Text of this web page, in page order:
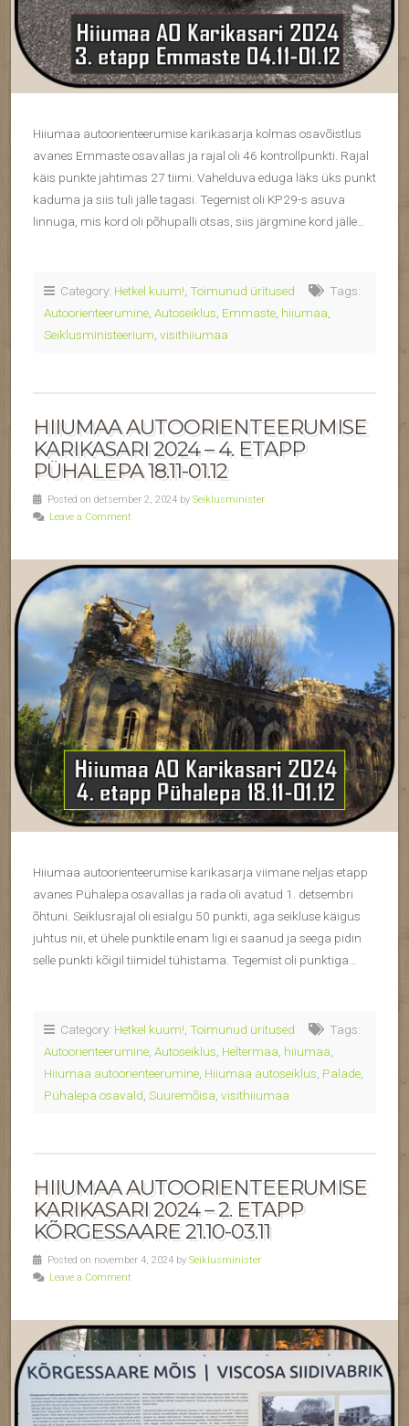
Hiiumaa autoorienteerumise karikasarja kolmas osavõistlus
avanes Emmaste osavallas ja rajal oli 46 kontrollpunkti. Rajal
käis punkte jahtimas 27 tiimi. Vahelduva eduga läks üks punkt
kaduma ja siis tuli jälle tagasi. Tegemist oli KP29-s asuva
linnuga, mis kord oli põhupalli otsas, siis järgmine kord jälle…
Category: Hetkel kuum! Toimunud üritused
Tags:
Autoorienteerumine Autoseiklus Emmaste hiiumaa
Seiklusministeerium visithiiumaa
HIIUMAA AUTOORIENTEERUMISE
KARIKASARI 2024 – 4. ETAPP
PÜHALEPA 18.11-01.12
Posted on detsember 2, 2024 by Seiklusminister
Leave a Comment
Hiiumaa autoorienteerumise karikasarja viimane neljas etapp
avanes Pühalepa osavallas ja rada oli avatud 1. detsembri
õhtuni. Seiklusrajal oli esialgu 50 punkti, aga seikluse käigus
juhtus nii, et ühele punktile enam ligi ei saanud ja seega pidin
selle punkti kõigil tiimidel tühistama. Tegemist oli punktiga…
Category: Hetkel kuum!, Toimunud üritused
Tags:
Autoorienteerumine, Autoseiklus, Heltermaa, hiiumaa,
Hiiumaa autoorienteerumine, Hiiumaa autoseiklus, Palade,
Pühalepa osavald, Suuremõisa, visithiiumaa
HIIUMAA AUTOORIENTEERUMISE
KARIKASARI 2024 – 2. ETAPP
KÕRGESSAARE 21.10-03.11
Posted on november 4, 2024 by Seiklusminister
Leave a Comment